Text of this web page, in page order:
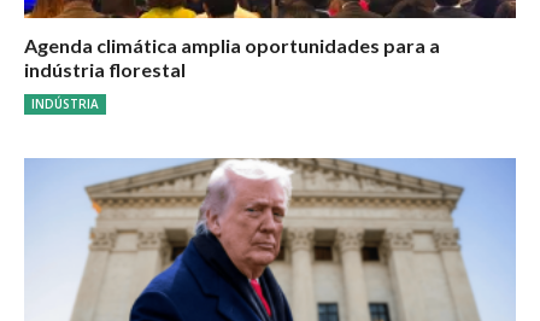
Agenda climática amplia oportunidades para a
indústria florestal
INDÚSTRIA